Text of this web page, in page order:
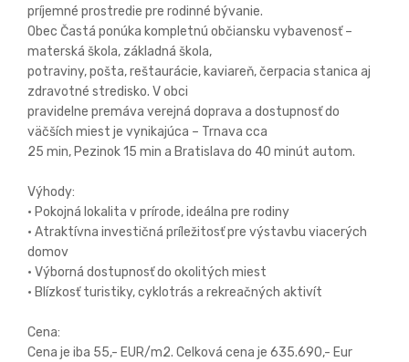
príjemné prostredie pre rodinné bývanie.
Obec Častá ponúka kompletnú občiansku vybavenosť –
materská škola, základná škola,
potraviny, pošta, reštaurácie, kaviareň, čerpacia stanica aj
zdravotné stredisko. V obci
pravidelne premáva verejná doprava a dostupnosť do
väčších miest je vynikajúca – Trnava cca
25 min, Pezinok 15 min a Bratislava do 40 minút autom.
Výhody:
• Pokojná lokalita v prírode, ideálna pre rodiny
• Atraktívna investičná príležitosť pre výstavbu viacerých
domov
• Výborná dostupnosť do okolitých miest
• Blízkosť turistiky, cyklotrás a rekreačných aktivít
Cena:
Cena je iba 55,- EUR/m2. Celková cena je 635.690,- Eur